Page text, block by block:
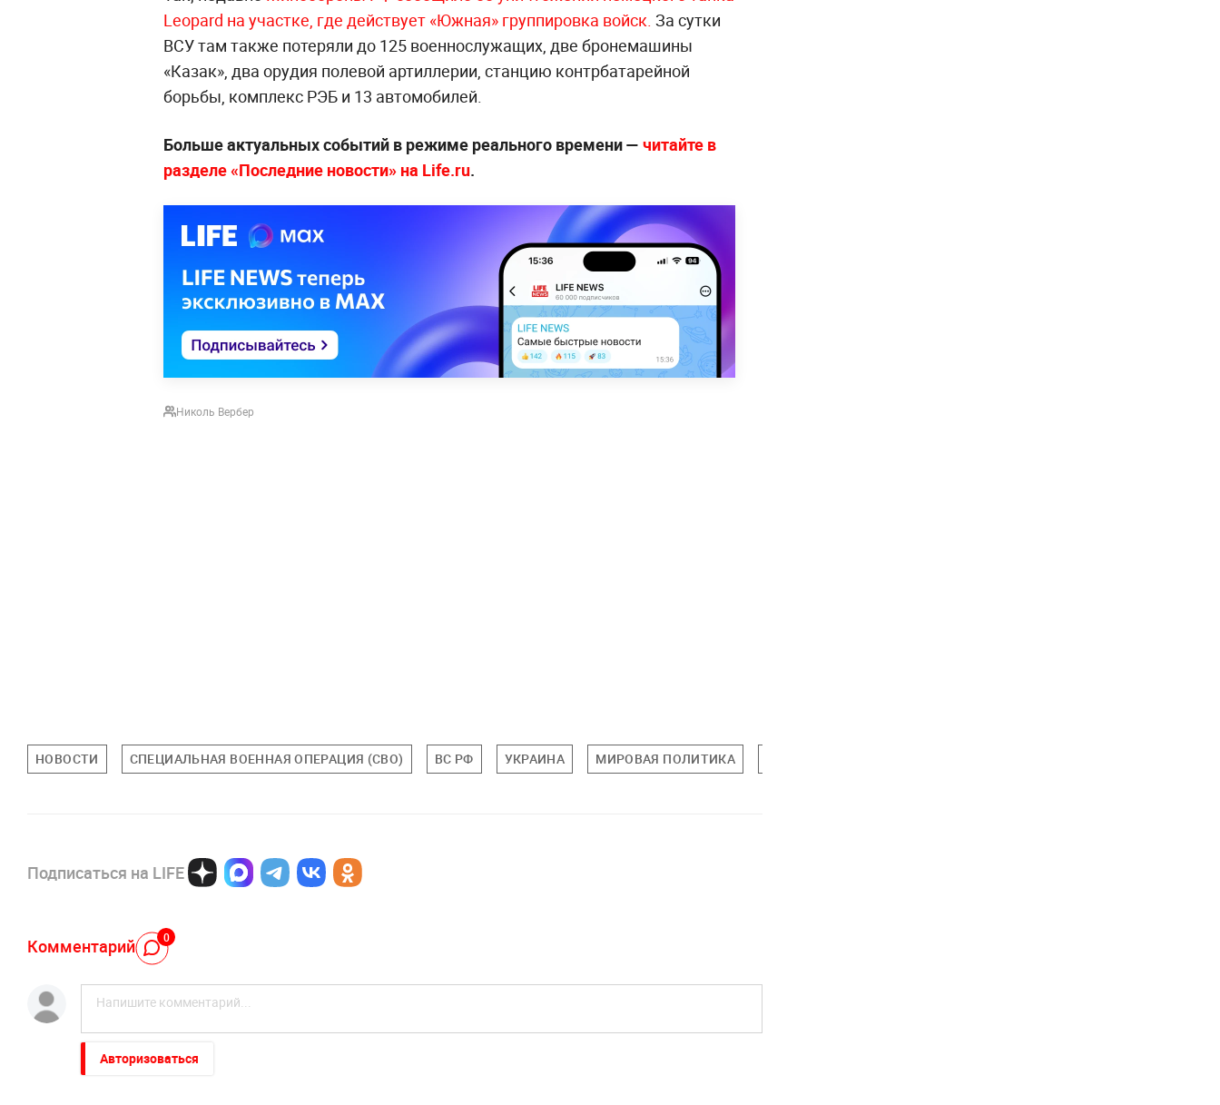
Leopard на участке, где действует «Южная» группировка войск. За сутки
ВСУ там также потеряли до 125 военнослужащих, две бронемашины
«Казак», два орудия полевой артиллерии, станцию контрбатарейной
борьбы, комплекс РЭБ и 13 автомобилей.
Больше актуальных событий в режиме реального времени — читайте в
разделе «Последние новости» на Life.ru.
Николь Вербер
НОВОСТИ СПЕЦИАЛЬНАЯ ВОЕННАЯ ОПЕРАЦИЯ (СВО) ВС РФ УКРАИНА МИРОВАЯ ПОЛИТИКА
Подписаться на LIFE
Комментарий 0
Авторизоваться